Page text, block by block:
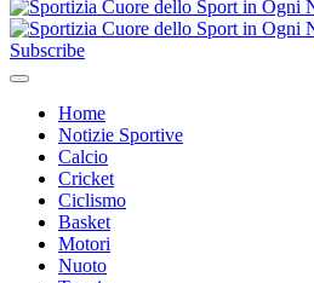
Subscribe
Home
Notizie Sportive
Calcio
Cricket
Ciclismo
Basket
Motori
Nuoto